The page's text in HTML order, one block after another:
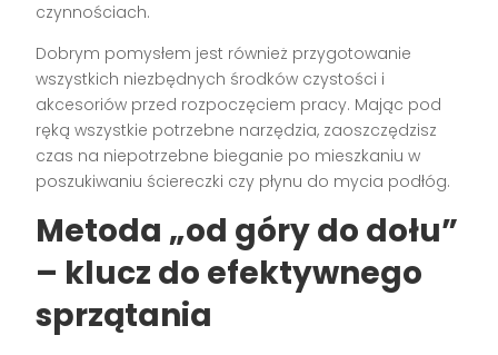
czynnościach.
Dobrym pomysłem jest również przygotowanie
wszystkich niezbędnych środków czystości i
akcesoriów przed rozpoczęciem pracy. Mając pod
ręką wszystkie potrzebne narzędzia, zaoszczędzisz
czas na niepotrzebne bieganie po mieszkaniu w
poszukiwaniu ściereczki czy płynu do mycia podłóg.
Metoda „od góry do dołu”
– klucz do efektywnego
sprzątania